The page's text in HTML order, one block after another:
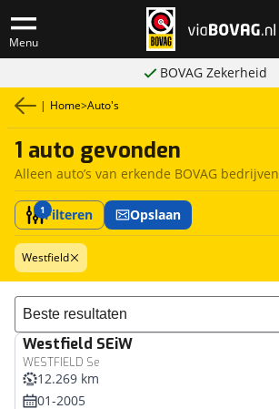
Menu
BOVAG Zekerheid
| Home>Auto's
1 auto gevonden
Alleen auto’s van erkende BOVAG bedrijven
1Filteren Opslaan
Westfield
Sorteer resultaten
Westfield SEiW
WESTFIELD Se
12.269 km
01-2005